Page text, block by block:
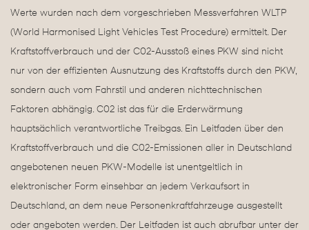
Werte wurden nach dem vorgeschrieben Messverfahren WLTP
(World Harmonised Light Vehicles Test Procedure) ermittelt. Der
Kraftstoffverbrauch und der C02-Ausstoß eines PKW sind nicht
nur von der effizienten Ausnutzung des Kraftstoffs durch den PKW,
sondern auch vom Fahrstil und anderen nichttechnischen
Faktoren abhängig. C02 ist das für die Erderwärmung
hauptsächlich verantwortliche Treibgas. Ein Leitfaden über den
Kraftstoffverbrauch und die C02-Emissionen aller in Deutschland
angebotenen neuen PKW-Modelle ist unentgeltlich in
elektronischer Form einsehbar an jedem Verkaufsort in
Deutschland, an dem neue Personenkraftfahrzeuge ausgestellt
oder angeboten werden. Der Leitfaden ist auch abrufbar unter der